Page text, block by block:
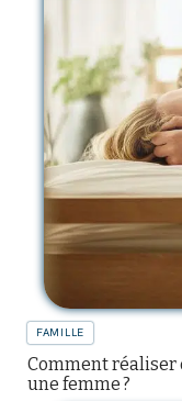
FAMILLE
Comment
une femme ?